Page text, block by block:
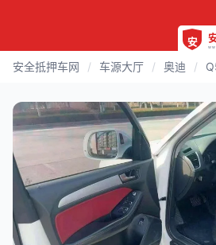
安全抵押车网 / 车源大厅 / 奥迪 /